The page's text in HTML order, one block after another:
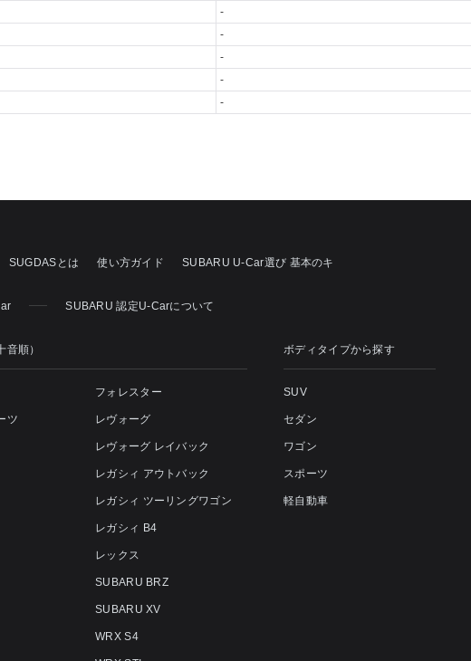
-
-
-
-
-
SUGDASとは 使い方ガイド SUBARU U-Car選び 基本のキ
SUBARU 認定U-Carについて
順）
ツ
フォレスター
レヴォーグ
レヴォーグ レイバック
レガシィ アウトバック
レガシィ ツーリングワゴン
レガシィ B4
レックス
SUBARU BRZ
SUBARU XV
WRX S4
ボディタイプから探す
SUV
セダン
ワゴン
スポーツ
軽自動車